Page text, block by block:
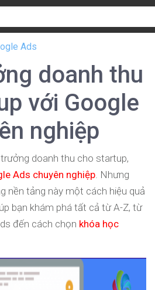
Ads
doanh thu
với Google
nghiệp
doanh thu cho startup,
Ads chuyên nghiệp. Nhưng
nền tảng này một cách hiệu quả
bạn khám phá tất cả từ A-Z, từ
đến cách chọn khóa học